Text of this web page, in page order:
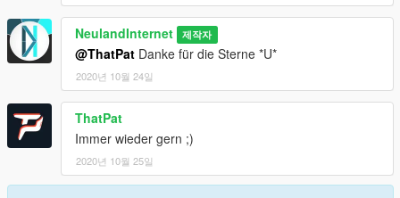
Installation -> Readme/Anleitung
Danke fürs Runterladen!
From TTC with love
Neuland
NeulandInternet 제작자
@ThatPat Danke für die Sterne *U*
2020년 10월 24일
ThatPat
Immer wieder gern ;)
2020년 10월 25일